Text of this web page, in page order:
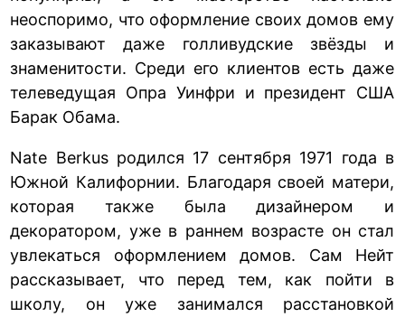
неоспоримо, что оформление своих домов ему
заказывают даже голливудские звёзды и
знаменитости. Среди его клиентов есть даже
телеведущая Опра Уинфри и президент США
Барак Обама.
Nate Berkus родился 17 сентября 1971 года в
Южной Калифорнии. Благодаря своей матери,
которая также была дизайнером и
декоратором, уже в раннем возрасте он стал
увлекаться оформлением домов. Сам Нейт
рассказывает, что перед тем, как пойти в
школу, он уже занимался расстановкой